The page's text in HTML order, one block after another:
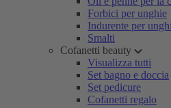
Forbici per unghie
Indurente per
Smalti
Cofanetti beauty
Visualizza tutti
Set bagno e doccia
Set pedicure
Cofanetti regalo